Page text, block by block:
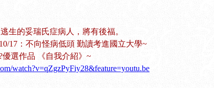
生的妥瑞氏症病人，將有後福。
17：不向怪病低頭 勤讀考進國立大學~
優選作品 《自我介紹》~
watch?v=qZgzPyFiy28&feature=youtu.be